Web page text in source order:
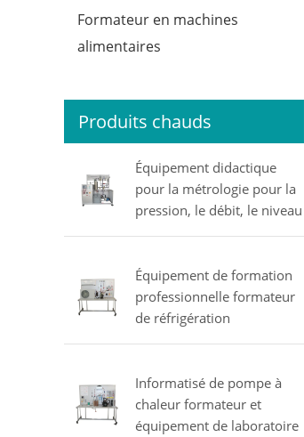
Formateur en machines
alimentaires
Produits chauds
Équipement didactique
pour la métrologie pour la
pression, le débit, le niveau
et la température
électrique MINRRY
Équipement de formation
professionnelle formateur
de réfrigération
équipement éducatif
professionnelle
Informatisé de pompe à
chaleur formateur et
équipement de laboratoire